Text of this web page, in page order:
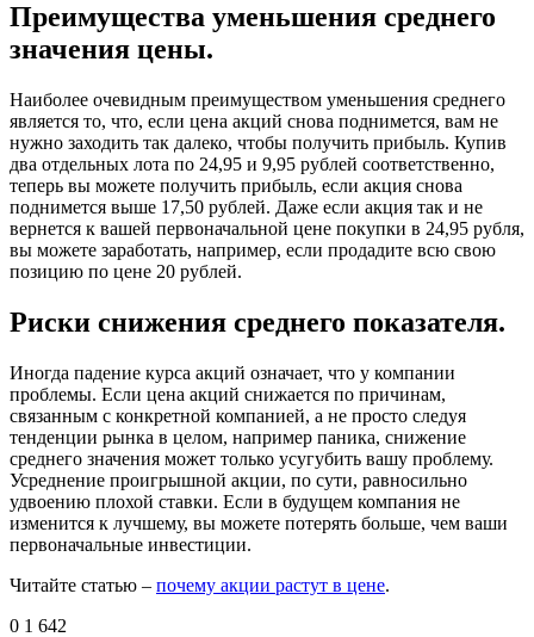
Преимущества уменьшения среднего
значения цены.
Наиболее очевидным преимуществом уменьшения среднего
является то, что, если цена акций снова поднимется, вам не
нужно заходить так далеко, чтобы получить прибыль. Купив
два отдельных лота по 24,95 и 9,95 рублей соответственно,
теперь вы можете получить прибыль, если акция снова
поднимется выше 17,50 рублей. Даже если акция так и не
вернется к вашей первоначальной цене покупки в 24,95 рубля,
вы можете заработать, например, если продадите всю свою
позицию по цене 20 рублей.
Риски снижения среднего показателя.
Иногда падение курса акций означает, что у компании
проблемы. Если цена акций снижается по причинам,
связанным с конкретной компанией, а не просто следуя
тенденции рынка в целом, например паника, снижение
среднего значения может только усугубить вашу проблему.
Усреднение проигрышной акции, по сути, равносильно
удвоению плохой ставки. Если в будущем компания не
изменится к лучшему, вы можете потерять больше, чем ваши
первоначальные инвестиции.
Читайте статью – почему акции растут в цене.
0 1 642